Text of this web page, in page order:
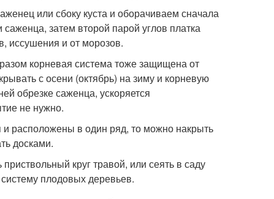
или сбоку куста и оборачиваем сначала
затем второй парой углов платка
иссушения и от морозов.
корневая система тоже защищена от
с осени (октябрь) на зиму и корневую
обрезке саженца, ускоряется
не нужно.
расположены в один ряд, то можно накрыть
досками.
круг травой, или сеять в саду
плодовых деревьев.